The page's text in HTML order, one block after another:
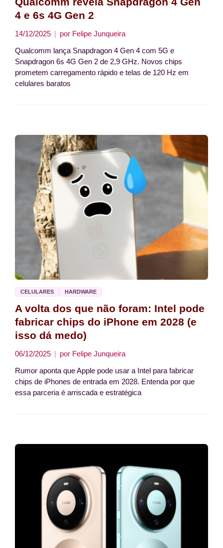
4 e 6s 4G Gen 2
14/12/2025 por Felipe Junqueira
Qualcomm lança Snapdragon 4 Gen 4 com 5G e
Snapdragon 6s 4G Gen 2 de 2,9 GHz. Novos chips
prometem carregamento rápido e telas de 120 Hz em
celulares baratos
CELULARES HARDWARE
A volta dos que não foram: Intel pode
fabricar chips do iPhone em 2028 (e
isso dá medo)
06/12/2025 por Felipe Junqueira
Rumor aponta que Apple pode usar a Intel para fabricar
chips de iPhones de entrada em 2028. Entenda por que
essa parceria é arriscada e estratégica